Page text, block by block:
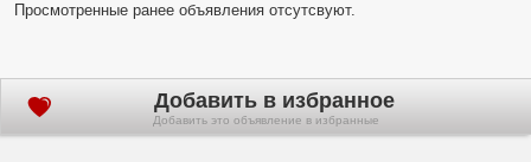
Просмотренные ранее объявления отсутсвуют.
Добавить в избранное
Добавить это объявление в избранные